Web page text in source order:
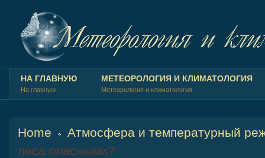
НА ГЛАВНУЮ
На главную
МЕТЕОРОЛОГИЯ И КЛИМАТОЛОГИЯ
Метеорология и климатология
Home
Атмосфера и температурный
леса опасными?